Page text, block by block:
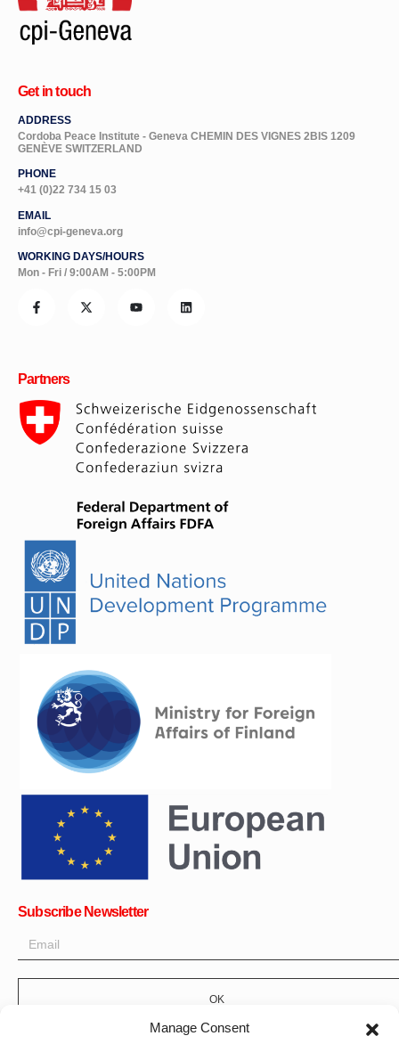
Manage Consent
Get in touch
ADDRESS
Cordoba Peace Institute - Geneva CHEMIN DES VIGNES 2BIS 1209
GENÈVE SWITZERLAND
PHONE
+41 (0)22 734 15 03
EMAIL
info@cpi-geneva.org
WORKING DAYS/HOURS
Mon - Fri / 9:00AM - 5:00PM
Partners
Subscribe Newsletter
OK
Get all the latest information on news, events and updates. Sign